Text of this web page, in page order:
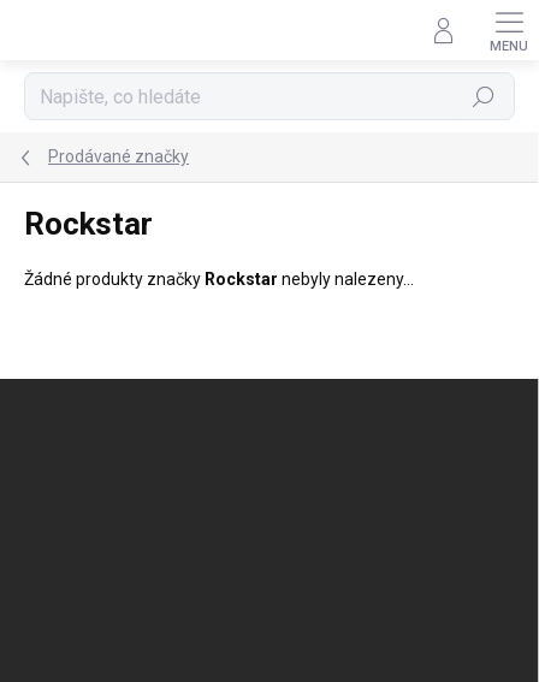
Hledat
Prodávané značky
Rockstar
Žádné produkty značky Rockstar nebyly nalezeny...